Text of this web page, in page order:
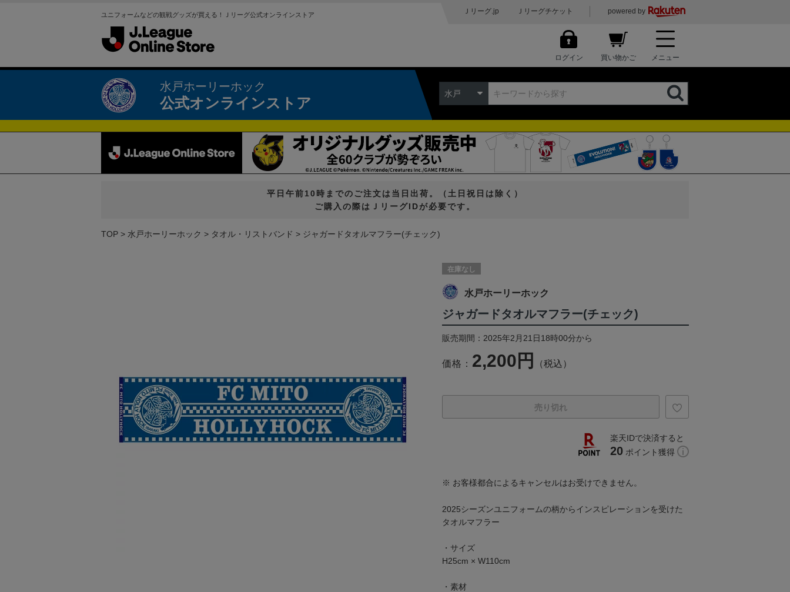
ユニフォームなどの観戦グッズが買える！Ｊリーグ公式オンラインストア Ｊリーグ.jp Ｊリーグチケット powered by
ログイン 買い物かご メニュー
水戸ホーリーホック
公式オンラインストア
水戸
平日午前10時までのご注文は当日出荷。（土日祝日は除く）
ご購入の際はＪリーグIDが必要です。
TOP 水戸ホーリーホック タオル・リストバンド ジャガードタオルマフラー(チェック)
在庫なし
水戸ホーリーホック
ジャガードタオルマフラー(チェック)
販売期間：2025年2月21日18時00分から
価格： 2,200円 （税込）
売り切れ
楽天IDで決済すると
20 ポイント獲得
※ お客様都合によるキャンセルはお受けできません。
2025シーズンユニフォームの柄からインスピレーションを受けた
タオルマフラー
・サイズ
H25cm × W110cm
・素材